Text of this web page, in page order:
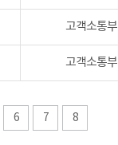
고객소통부
고객소통부
6 7 8